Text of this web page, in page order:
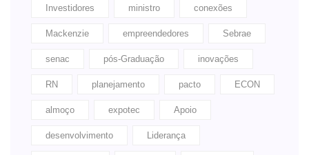
Investidores ministro conexões
Mackenzie empreendedores Sebrae
senac pós-Graduação inovações
RN planejamento pacto ECON
almoço expotec Apoio
desenvolvimento Liderança